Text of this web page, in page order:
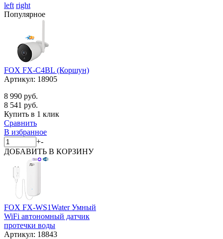
left right
Популярное
FOX FX-C4BL (Коршун)
Артикул: 18905
8 990 руб.
8 541 руб.
Купить в 1 клик
Сравнить
В избранное
+-
ДОБАВИТЬ В КОРЗИНУ
FOX FX-WS1Water Умный
WiFi автономный датчик
протечки воды
Артикул: 18843